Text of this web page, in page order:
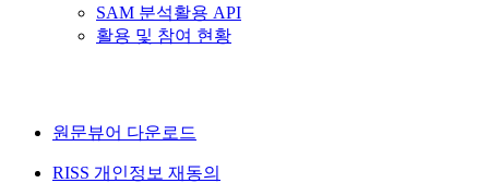
SAM 분석활용 API
활용 및 참여 현황
원문뷰어 다운로드
RISS 개인정보 재동의